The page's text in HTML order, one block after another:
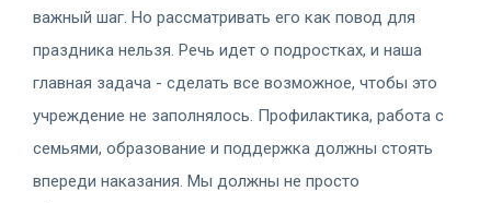
важный шаг. Но рассматривать его как повод для
праздника нельзя. Речь идет о подростках, и наша
главная задача - сделать все возможное, чтобы это
учреждение не заполнялось. Профилактика, работа с
семьями, образование и поддержка должны стоять
впереди наказания. Мы должны не просто